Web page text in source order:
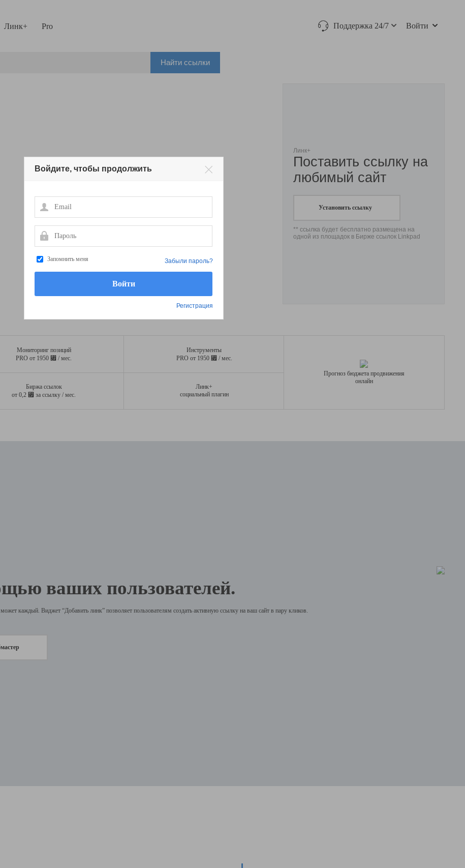
Линк+ Pro Поддержка 24/7 Войти
Найти ссылки
Линк+
Поставить ссылку на
любимый сайт
Установить ссылку
** ссылка будет бесплатно размещена на
одной из площадок в Бирже ссылок Linkpad
Мониторинг позиций
PRO от 1950 ⃏ / мес.
Инструменты
PRO от 1950 ⃏ / мес.
Биржа ссылок
от 0,2 ⃏ за ссылку / мес.
Линк+
социальный плагин
Прогноз бюджета продвижения
онлайн
ваших пользователей.
каждый. Виджет “Добавить линк” позволяет пользователям создать активную ссылку на ваш сайт в пару кликов.
Войдите, чтобы продолжить
Email
Пароль
Запомнить меня
Регистрация
Забыли пароль?